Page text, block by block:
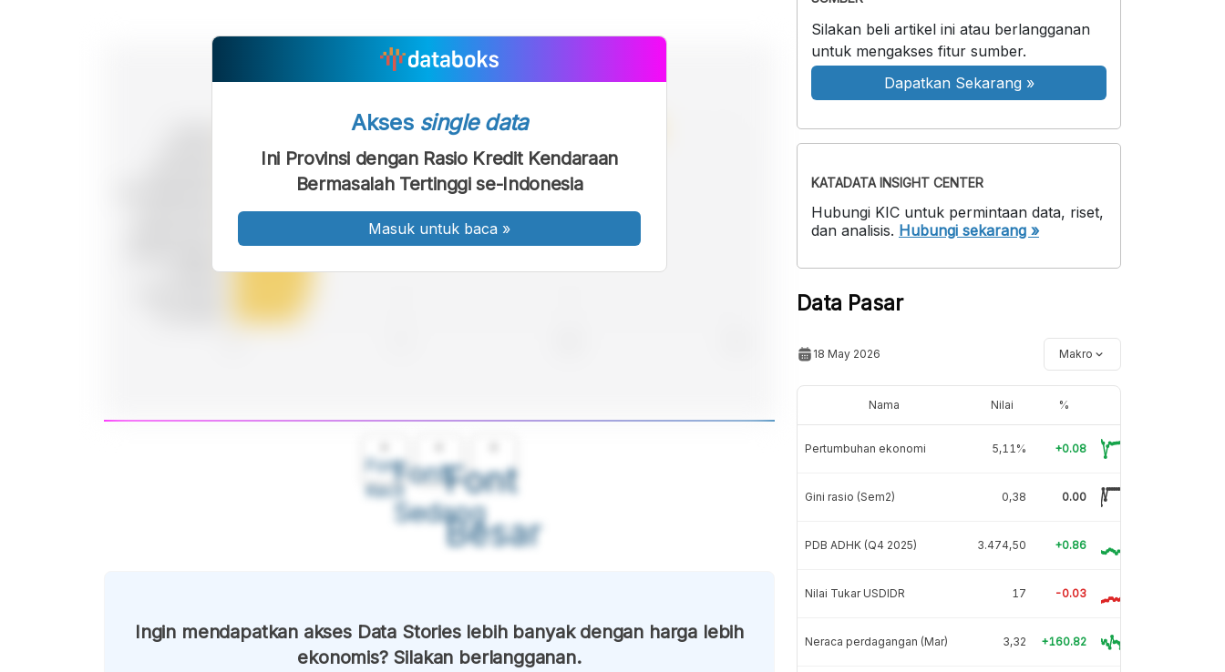
Font
Kecil
Font
Sedang
Font
Besar
Akses single data
Ini Provinsi dengan Rasio Kredit Kendaraan
Bermasalah Tertinggi se-Indonesia
Masuk untuk baca »
Ingin mendapatkan akses Data Stories lebih banyak dengan harga lebih
ekonomis? Silakan berlangganan.
Silakan beli artikel ini atau berlangganan
untuk mengakses fitur sumber.
Dapatkan Sekarang »
KATADATA INSIGHT CENTER
Hubungi KIC untuk permintaan data, riset,
dan analisis. Hubungi sekarang »
Data Pasar
18 May 2026 Makro
Nama Nilai %
Pertumbuhan ekonomi 5,11% +0.08
Gini rasio (Sem2) 0,38 0.00
PDB ADHK (Q4 2025) 3.474,50 +0.86
Nilai Tukar USDIDR 17 -0.03
Neraca perdagangan (Mar) 3,32 +160.82